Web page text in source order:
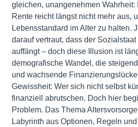
gleichen, unangenehmen
Rente reicht längst nicht mehr aus,
Lebensstandard im Alter zu halten.
darauf vertraut, dass der
auffängt – doch diese Illusion ist
demografische Wandel, die
und wachsende
Gewissheit: Wer sich nicht selbst
finanziell abrutschen. Doch hier
Problem. Das Thema
Labyrinth aus Optionen, Regeln